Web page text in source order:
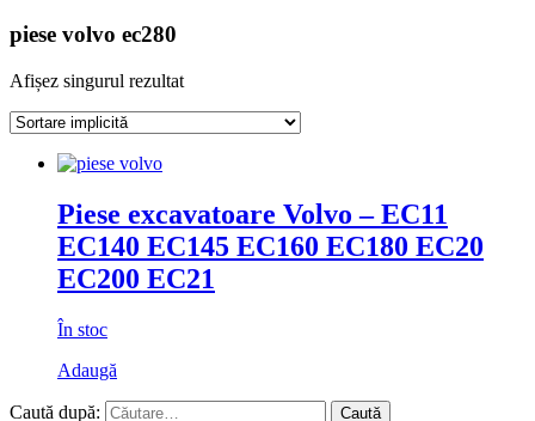
piese volvo ec280
Afișez singurul rezultat
Piese excavatoare Volvo – EC11
EC140 EC145 EC160 EC180 EC20
EC200 EC21
În stoc
Adaugă
Caută după: